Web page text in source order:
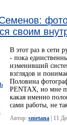
своим
В этот раз в сети
- пока
изменивший
взглядов и
Половина
PENTAX, но мне
какая именно
сами работы, не
Автор: smetana | 11